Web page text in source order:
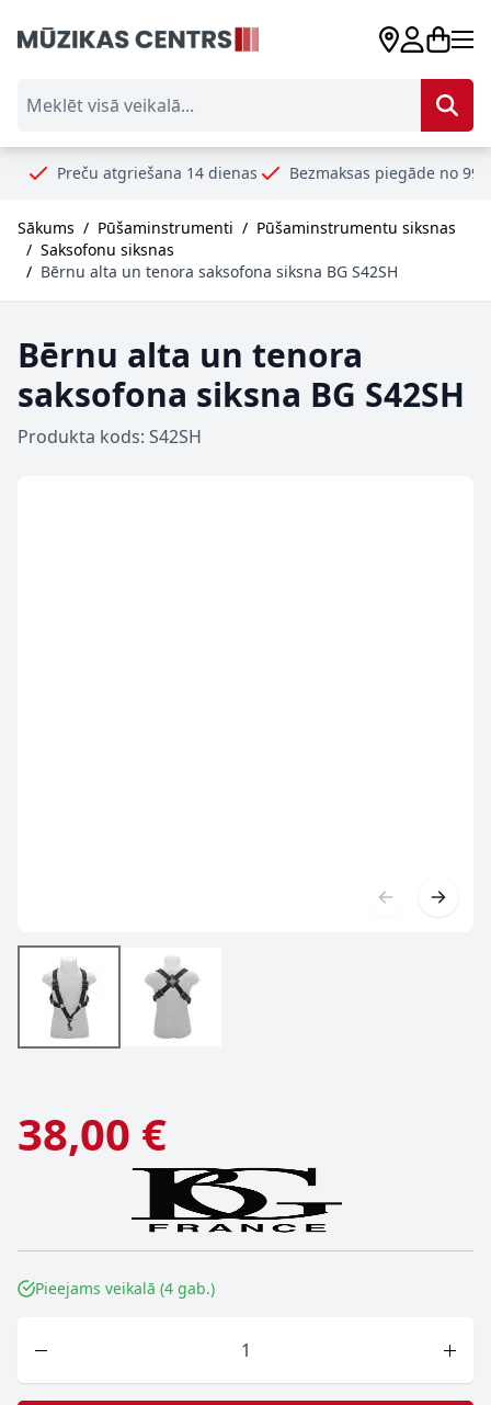
atgriešana 14 dienas Bezmaksas piegāde no 99€ Droši
Sākums / Pūšaminstrumenti / Pūšaminstrumentu siksnas
/ Saksofonu siksnas
/ Bērnu alta un tenora saksofona siksna BG S42SH
Bērnu alta un tenora
saksofona siksna BG S42SH
Produkta kods: S42SH
38,00 €
Pieejams veikalā (4 gab.)